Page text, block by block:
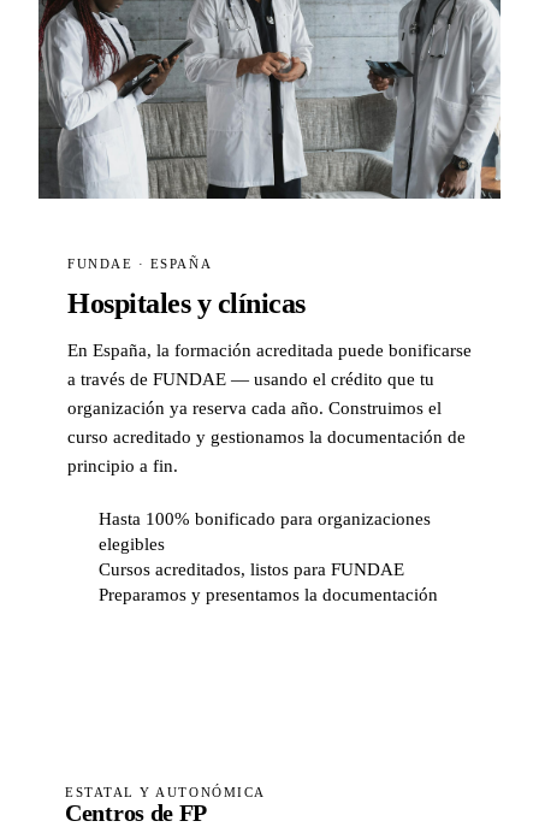
FUNDAE · ESPAÑA
Hospitales y clínicas
En España, la formación acreditada puede bonificarse
a través de FUNDAE — usando el crédito que tu
organización ya reserva cada año. Construimos el
curso acreditado y gestionamos la documentación de
principio a fin.
Hasta 100% bonificado para organizaciones
elegibles
Cursos acreditados, listos para FUNDAE
Preparamos y presentamos la documentación
ESTATAL Y AUTONÓMICA
Centros de FP